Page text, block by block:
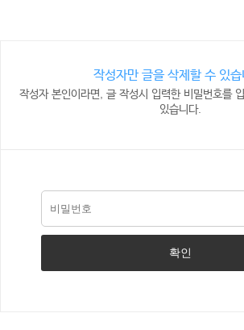
작성자만 글을 삭제할 수 있습
작성자 본인이라면, 글 작성시 입력한 비밀번호를
있습니다.